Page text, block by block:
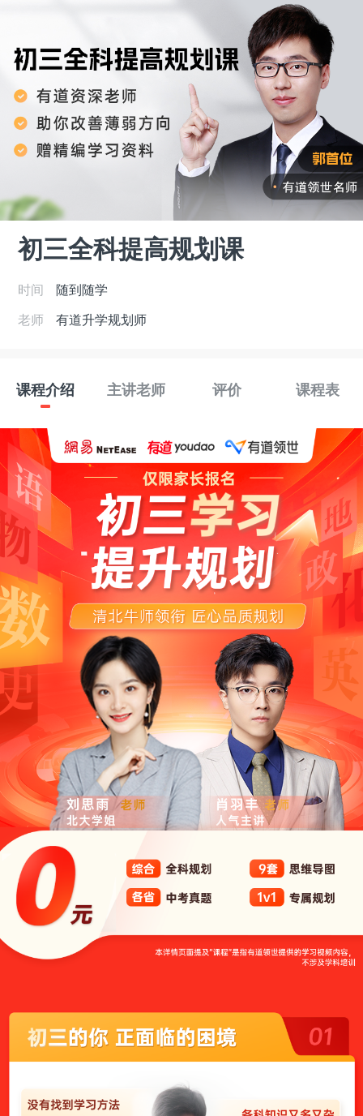
初三全科提高规划课
时间
随到随学
老师
有道升学规划师
课程介绍 主讲老师 评价 课程表